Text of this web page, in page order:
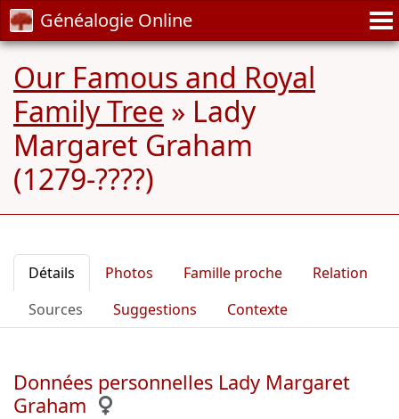
Généalogie Online
Our Famous and Royal
Family Tree » Lady
Margaret Graham
(1279-????)
Détails Photos Famille proche
Relation
Sources
Suggestions Contexte
Données personnelles Lady Margaret
Graham